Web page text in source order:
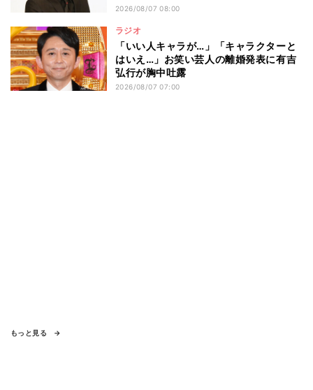
2026/08/07 08:00
ラジオ
「いい人キャラが…」「キャラクターと
はいえ…」お笑い芸人の離婚発表に有吉
弘行が胸中吐露
2026/08/07 07:00
もっと見る